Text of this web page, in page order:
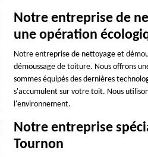
Notre entreprise de
une opération
Notre entreprise de nettoyage et
démoussage de toiture. Nous offrons
sommes équipés des dernières
s'accumulent sur votre toit. Nous
l'environnement.
Notre entreprise
Tournon